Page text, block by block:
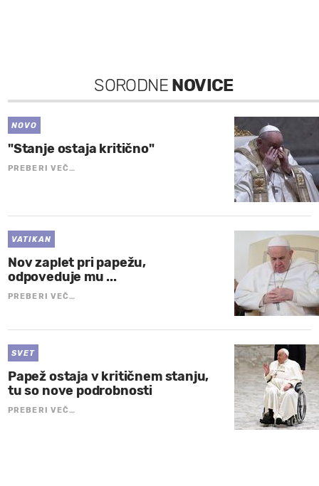
SORODNE NOVICE
NOVO
"Stanje ostaja kritično"
PREBERI VEČ…
VATIKAN
Nov zaplet pri papežu,
odpoveduje mu ...
PREBERI VEČ…
SVET
Papež ostaja v kritičnem stanju,
tu so nove podrobnosti
PREBERI VEČ…